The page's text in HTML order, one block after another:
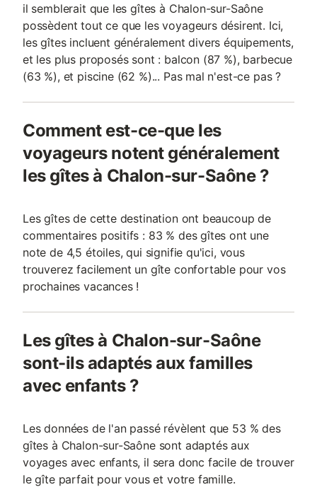
il semblerait que les gîtes à Chalon-sur-Saône
possèdent tout ce que les voyageurs désirent. Ici,
les gîtes incluent généralement divers équipements,
et les plus proposés sont : balcon (87 %), barbecue
(63 %), et piscine (62 %)... Pas mal n'est-ce pas ?
Comment est-ce-que les
voyageurs notent généralement
les gîtes à Chalon-sur-Saône ?
Les gîtes de cette destination ont beaucoup de
commentaires positifs : 83 % des gîtes ont une
note de 4,5 étoiles, qui signifie qu'ici, vous
trouverez facilement un gîte confortable pour vos
prochaines vacances !
Les gîtes à Chalon-sur-Saône
sont-ils adaptés aux familles
avec enfants ?
Les données de l'an passé révèlent que 53 % des
gîtes à Chalon-sur-Saône sont adaptés aux
voyages avec enfants, il sera donc facile de trouver
le gîte parfait pour vous et votre famille.